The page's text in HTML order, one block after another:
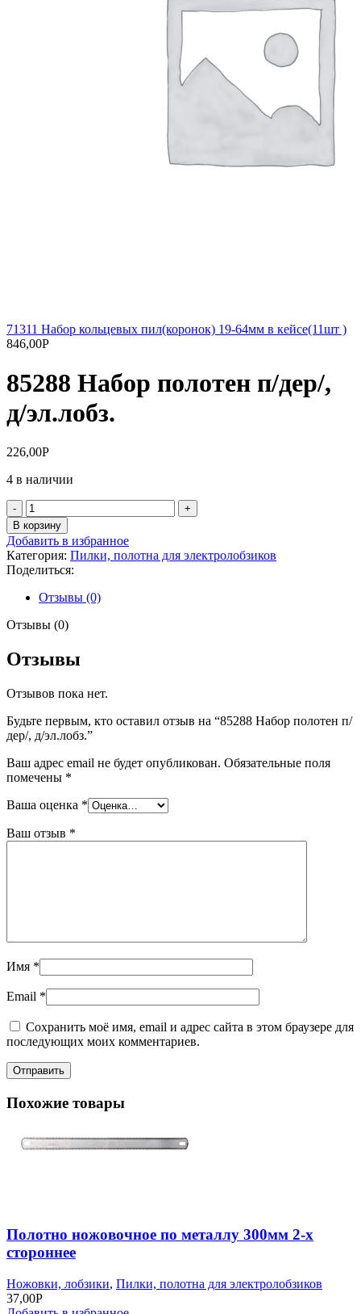
71311 Набор кольцевых пил(коронок) 19-64мм в кейсе(11шт )
846,00Р
85288 Набор полотен п/дер/,
д/эл.лобз.
226,00Р
4 в наличии
Количество
товара
85288
Набор
полотен
п/
дер/,
эл.лобз.
В корзину
Добавить в избранное
Категория: Пилки, полотна для электролобзиков
Поделиться:
Отзывы (0)
Отзывы (0)
Отзывы
Отзывов пока нет.
Будьте первым, кто оставил отзыв на “85288 Набор полотен п/
дер/, д/эл.лобз.”
Ваш адрес email не будет опубликован. Обязательные поля
помечены *
Ваша оценка *
Ваш отзыв *
Имя *
Email *
Сохранить моё имя, email и адрес сайта в этом браузере для
последующих моих комментариев.
Похожие товары
Полотно ножовочное по металлу 300мм 2-х
стороннее
Ножовки, лобзики, Пилки, полотна для электролобзиков
37,00Р